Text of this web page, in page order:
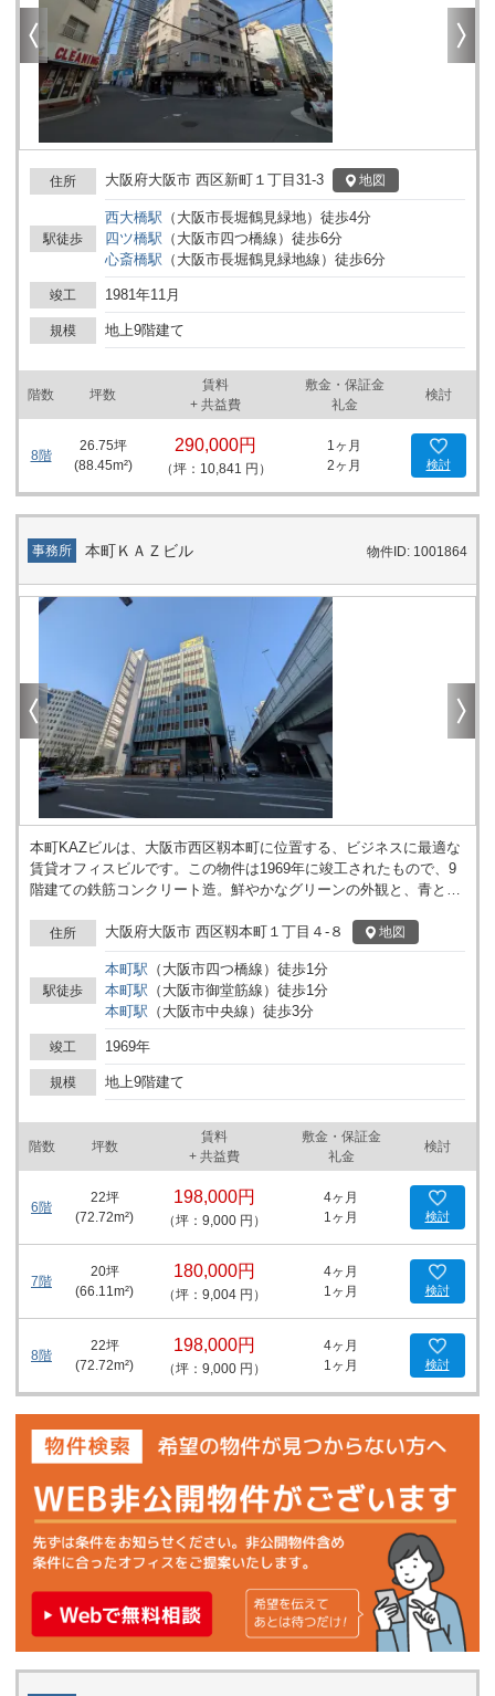
住所 大阪府大阪市 西区新町１丁目31-3 地図
駅徒歩
西大橋駅 （ 大阪市長堀鶴見緑地） 徒歩4分
四ツ橋駅 （ 大阪市四つ橋線 ） 徒歩6分
心斎橋駅 （ 大阪市長堀鶴見緑地線 ） 徒歩6分
竣工 1981年11月
規模 地上9階建て
階数 坪数
賃料
+ 共益費
敷金・保証金
礼金
検討
8階
26.75坪
(88.45m²)
290,000円
（坪：10,841 円）
1ヶ月
2ヶ月
検討
事務所 本町ＫＡＺビル 物件ID: 1001864
本町KAZビルは、大阪市西区靱本町に位置する、ビジネスに最適な
賃貸オフィスビルです。この物件は1969年に竣工されたもので、9
階建ての鉄筋コンクリート造。鮮やかなグリーンの外観と、青と白
70坪の広さがあり、多様なビジネスニーズに対応できます。 本ビ
ルはセキュリティ面でも充実しており、機械警備システムが導入さ
れています。ビジネスの安全性を確保し、安心して業務に専念でき
る環境が整っている点は、オフィス移転を検討されている企業様に
は大変魅力的なポイントです。 アクセス利便性も非常に高く、最寄
駅は本町駅です。徒歩圏内に様々な飲食店が豊富に立地しており、
ランチタイムやビジネスミーティングの場所としても最適です。ビ
ルの1階にはセブンイレブンが入居しており、急な買い出しやちょ
っとした休憩の際にも便利です。また、近くには靱公園があり、ビ
ジネスの合間にリフレッシュできる自然環境も備わっています。 オ
フィスビルの周辺は、本町通り沿いの車通りが多いエリアで、ビジ
ネスの動線としては理想的です。ビル横には高速道路も通っている
ため、車での移動もしやすく、交通アクセスには優れています。さ
らに、すぐ近くにはCAFE DI ESPRESSO 珈琲館やマクドナルドと
いったリフレッシュのためのスポットも充実しており、社員の福利
厚生にも寄与するでしょう。 本町KAZビルは、長年にわたるビジネ
ス経験を有する企業から、新規事業を開始する起業家に至るまで、
あらゆるビジネスステージにおいて柔軟に対応可能なオフィススペ
し、クライアントとの円滑なコミュニケーションや、新規顧客の開
拓にも大いに役立つでしょう。 このビルのもう一つの魅力は、その
周囲の活気に満ちた雰囲気です。オフィス街としての賑やかさだけ
でなく、多くのオフィスが集う地域としてのコミュニティの一員と
なることで、新たなビジネスチャンスが生まれる可能性も秘めてい
ます。 本町KAZビルは、優れた立地、充実した設備、安心のセキュ
リティを備えたオフィスビルです。新たなビジネスの拠点として是
地の見学等も随時承っております。
住所 大阪府大阪市 西区靱本町１丁目４-８ 地図
駅徒歩
本町駅 （ 大阪市四つ橋線 ） 徒歩1分
本町駅 （ 大阪市御堂筋線 ） 徒歩1分
本町駅 （ 大阪市中央線 ） 徒歩3分
竣工 1969年
規模 地上9階建て
階数 坪数
賃料
+ 共益費
敷金・保証金
礼金
検討
6階
22坪
(72.72m²)
198,000円
（坪：9,000 円）
4ヶ月
1ヶ月
検討
7階
20坪
(66.11m²)
180,000円
（坪：9,004 円）
4ヶ月
1ヶ月
検討
8階
22坪
(72.72m²)
198,000円
（坪：9,000 円）
4ヶ月
1ヶ月
検討